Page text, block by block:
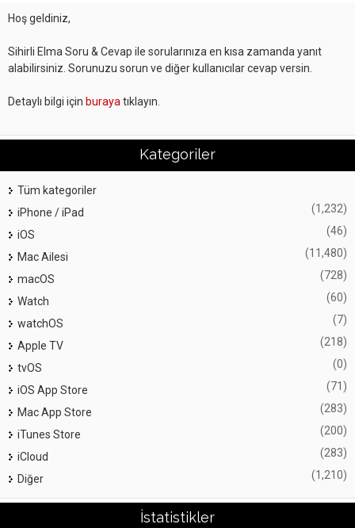
Hoş geldiniz,
Sihirli Elma Soru & Cevap ile sorularınıza en kısa zamanda yanıt
alabilirsiniz. Sorunuzu sorun ve diğer kullanıcılar cevap versin.
Detaylı bilgi için buraya tıklayın.
Kategoriler
Tüm kategoriler
iPhone / iPad
(1,232)
iOS (46)
Mac Ailesi (11,480)
macOS (728)
Watch (60)
watchOS (7)
Apple TV (218)
tvOS (0)
iOS App Store (71)
Mac App Store (283)
iTunes Store (200)
iCloud (283)
Diğer (1,210)
İstatistikler